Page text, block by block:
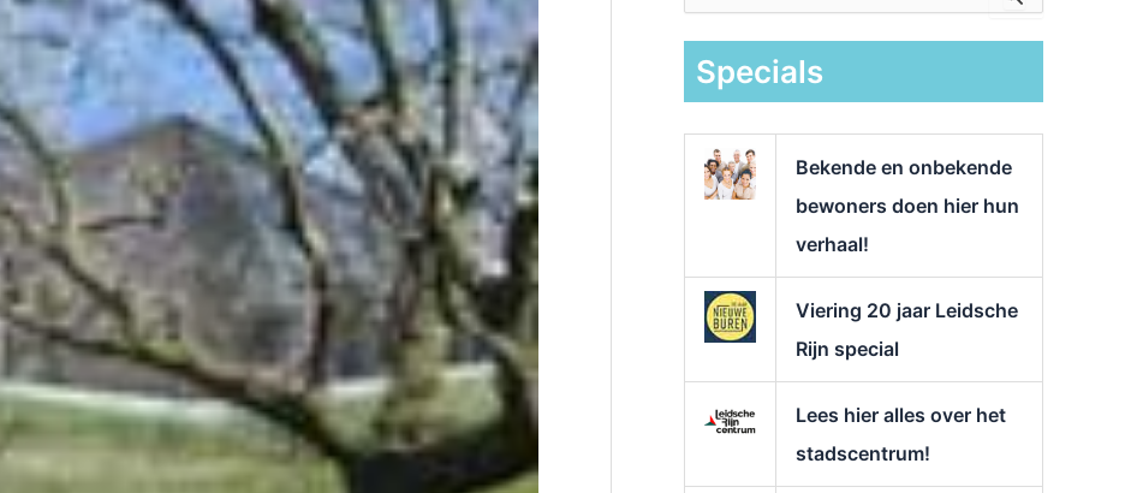
k
Specials
Bekende en onbekende
bewoners doen hier hun
verhaal!
Viering 20 jaar Leidsche
Rijn special
Lees hier alles over het
stadscentrum!